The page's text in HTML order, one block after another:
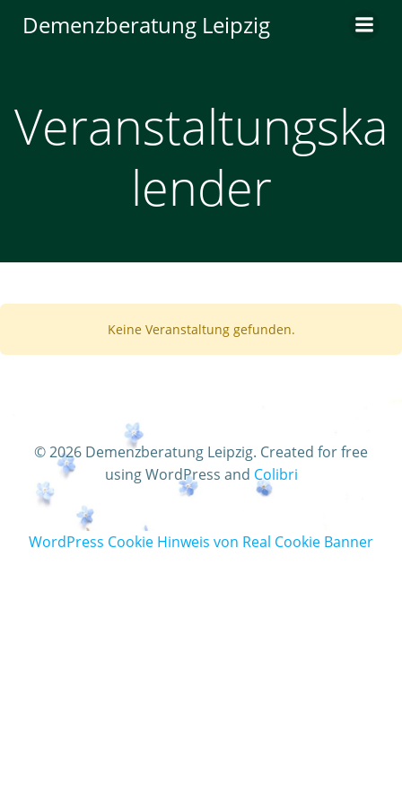
Inhalt
Demenzberatung Leipzig
Veranstaltungska
lender
Keine Veranstaltung gefunden.
© 2026 Demenzberatung Leipzig. Created for free
using WordPress and Colibri
WordPress Cookie Hinweis von Real Cookie Banner